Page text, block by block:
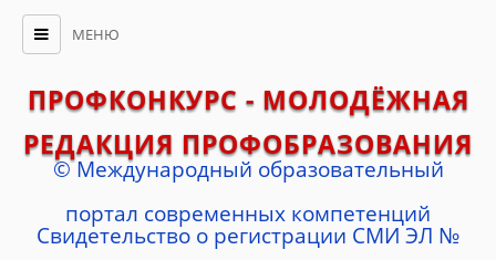
МЕНЮ
ПРОФКОНКУРС - МОЛОДЁЖНАЯ
РЕДАКЦИЯ ПРОФОБРАЗОВАНИЯ
© Международный образовательный
портал современных компетенций
Cвидетельство о регистрации СМИ ЭЛ №